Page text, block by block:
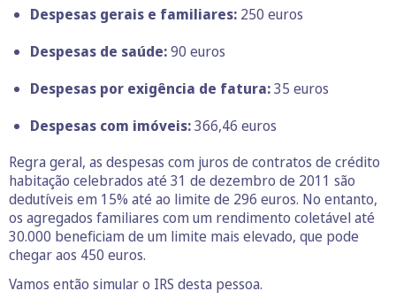
Despesas gerais e familiares: 250 euros
Despesas de saúde:90 euros
Despesas por exigência de fatura:35 euros
Despesas com imóveis:366,46 euros
Regra geral, as despesas com juros de contratos de crédito
habitação celebrados até 31 de dezembro de 2011 são
dedutíveis em 15% até ao limite de 296 euros. No entanto,
os agregados familiares com um rendimento coletável até
30.000 beneficiam de um limite mais elevado, que pode
chegar aos 450 euros.
Vamos então simular o IRS desta pessoa.